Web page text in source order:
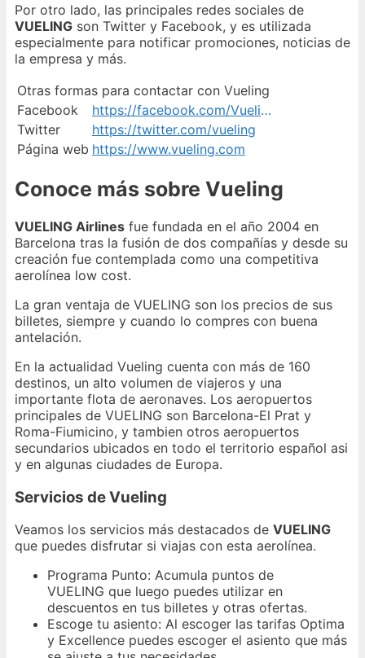
Por otro lado, las principales redes sociales de
VUELING son Twitter y Facebook, y es utilizada
especialmente para notificar promociones, noticias de
la empresa y más.
Otras formas para contactar con Vueling
Facebook
https://facebook.com/Vueling
Twitter
https://twitter.com/vueling
Página web https://www.vueling.com
Conoce más sobre Vueling
VUELING Airlines fue fundada en el año 2004 en
Barcelona tras la fusión de dos compañías y desde su
creación fue contemplada como una competitiva
aerolínea low cost.
La gran ventaja de VUELING son los precios de sus
billetes, siempre y cuando lo compres con buena
antelación.
En la actualidad Vueling cuenta con más de 160
destinos, un alto volumen de viajeros y una
importante flota de aeronaves. Los aeropuertos
principales de VUELING son Barcelona-El Prat y
Roma-Fiumicino, y tambien otros aeropuertos
secundarios ubicados en todo el territorio español asi
y en algunas ciudades de Europa.
Servicios de Vueling
Veamos los servicios más destacados de VUELING
que puedes disfrutar si viajas con esta aerolínea.
Programa Punto: Acumula puntos de
VUELING que luego puedes utilizar en
descuentos en tus billetes y otras ofertas.
Escoge tu asiento: Al escoger las tarifas Optima
y Excellence puedes escoger el asiento que más